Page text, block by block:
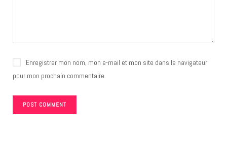
Enregistrer mon nom, mon e-mail et mon site dans le navigateur
pour mon prochain commentaire.